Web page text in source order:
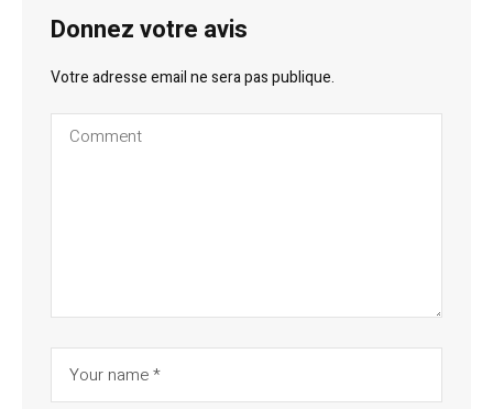
Donnez votre avis
Votre adresse email ne sera pas publique.